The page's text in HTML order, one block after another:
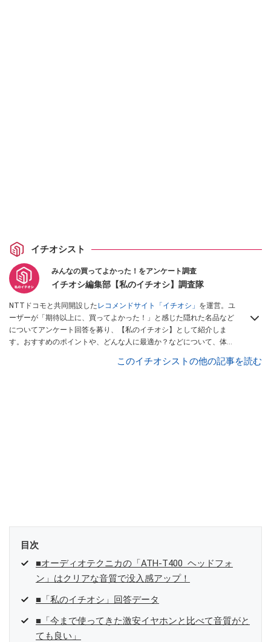
イチオシスト
みんなの買ってよかった！をアンケート調査
イチオシ編集部【私のイチオシ】調査隊
NTTドコモと共同開設したレコメンドサイト「イチオシ」 を運営。ユ
ーザーが「期待以上に、買ってよかった！」と感じた隠れた名品など
についてアンケート回答を募り、【私のイチオシ】として紹介しま
す。おすすめのポイントや、どんな人に最適か？などについて、体験
このイチオシストの他の記事を読む
目次
■オーディオテクニカの「ATH-T400 ヘッドフォ
ン」はクリアな音質で没入感アップ！
■「私のイチオシ」回答データ
■「今まで使ってきた激安イヤホンと比べて音質がと
ても良い」